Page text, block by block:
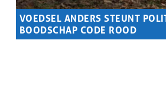
VOEDSEL ANDERS STEUNT
BOODSCHAP CODE ROOD